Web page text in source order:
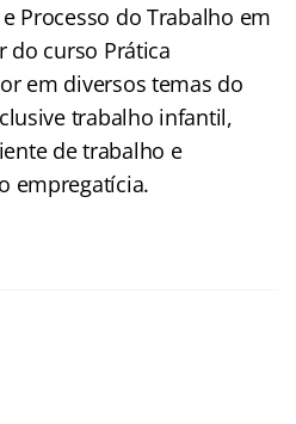
Processo do Trabalho em
do curso Prática
em diversos temas do
trabalho infantil,
de trabalho e
empregatícia.